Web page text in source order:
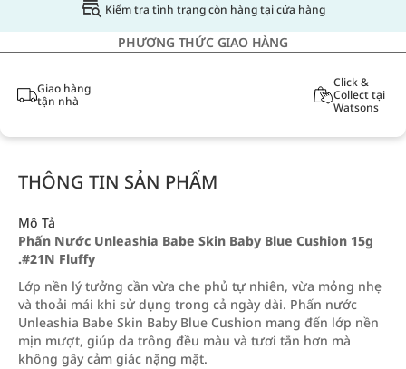
Kiểm tra tình trạng còn hàng tại cửa hàng
PHƯƠNG THỨC GIAO HÀNG
Giao hàng
tận nhà
Click &
Collect tại
Watsons
THÔNG TIN SẢN PHẨM
Mô Tả
Phấn Nước Unleashia Babe Skin Baby Blue Cushion 15g
.#21N Fluffy
Lớp nền lý tưởng cần vừa che phủ tự nhiên, vừa mỏng nhẹ
và thoải mái khi sử dụng trong cả ngày dài. Phấn nước
Unleashia Babe Skin Baby Blue Cushion mang đến lớp nền
mịn mượt, giúp da trông đều màu và tươi tắn hơn mà
không gây cảm giác nặng mặt.